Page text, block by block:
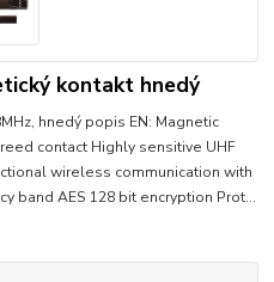
kontakt hnedý
hnedý popis EN: Magnetic
contact Highly sensitive UHF
wireless communication with
band AES 128 bit encryption Prot...